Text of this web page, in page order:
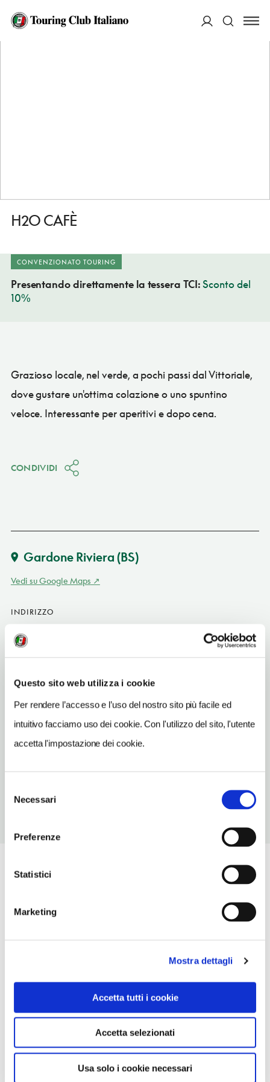
Questo sito web utilizza i cookie
Per rendere l’accesso e l’uso del nostro sito più facile ed
intuitivo facciamo uso dei cookie. Con l'utilizzo del sito, l'utente
accetta l'impostazione dei cookie.
delNecessari
Preferenze
Statistici
Marketing
Mostra dettagli
Accetta tutti i cookie
Accetta selezionati
Usa solo i cookie necessari
HOME
H2O CAFÈ
CONVENZIONATO TOURING
Presentando direttamente la tessera TCI:Sconto del
10%
Grazioso locale, nel verde, a pochi passi dal Vittoriale,
dove gustare un'ottima colazione o uno spuntino
veloce. Interessante per aperitivi e dopo cena.
CONDIVIDI
Gardone Riviera (BS)
Vedi su Google Maps
INDIRIZZO
via Carere 4 - 25083
Gardone Riviera (BS)
SITO WEB
INDIRIZZO EMAIL